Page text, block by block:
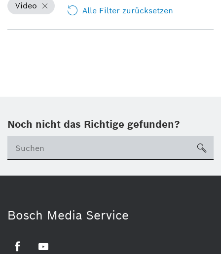
Video Alle Filter zurücksetzen
Noch nicht das Richtige gefunden?
Bosch Media Service